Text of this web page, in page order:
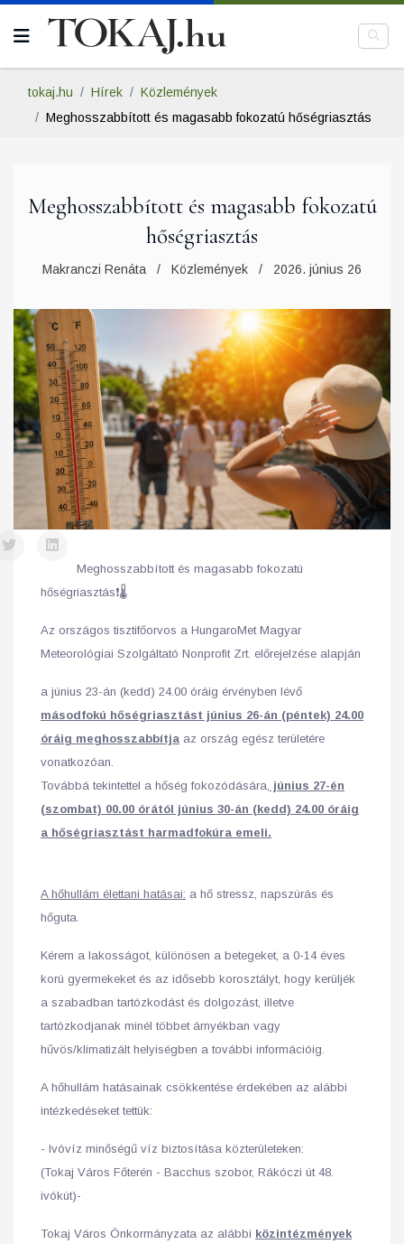
tokaj.hu Hírek
Közlemények
Meghosszabbított és magasabb fokozatú hőségriasztás
Meghosszabbított és magasabb fokozatú
hőségriasztás
Makranczi Renáta Közlemények 2026. június 26
Meghosszabbított és magasabb fokozatú
hőségriasztás❗️🌡️
Az országos tisztifőorvos a HungaroMet Magyar
Meteorológiai Szolgáltató Nonprofit Zrt. előrejelzése alapján
a június 23-án (kedd) 24.00 óráig érvényben lévő
másodfokú hőségriasztást június 26-án (péntek) 24.00
óráig meghosszabbítja az ország egész területére
vonatkozóan.
Továbbá tekintettel a hőség fokozódására, június 27-én
(szombat) 00.00 órától június 30-án (kedd) 24.00 óráig
a hőségriasztást harmadfokúra emeli.
A hőhullám élettani hatásai: a hő stressz, napszúrás és
hőguta.
Kérem a lakosságot, különösen a betegeket, a 0-14 éves
korú gyermekeket és az idősebb korosztályt, hogy kerüljék
a szabadban tartózkodást és dolgozást, illetve
tartózkodjanak minél többet árnyékban vagy
hűvös/klimatizált helyiségben a további információig.
A hőhullám hatásainak csökkentése érdekében az alábbi
intézkedéseket tettük:
- Ivóvíz minőségű víz biztosítása közterületeken:
(Tokaj Város Főterén - Bacchus szobor, Rákóczi út 48.
ivókút)-
Tokaj Város Önkormányzata az alábbi közintézmények